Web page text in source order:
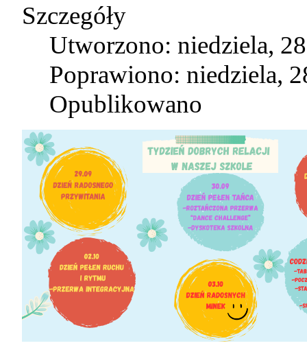
Szczegóły
Utworzono: niedziela,
Poprawiono: niedziela,
Opublikowano